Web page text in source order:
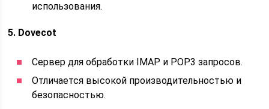
использования.
5. Dovecot
Сервер для обработки IMAP и POP3 запросов.
Отличается высокой производительностью и
безопасностью.